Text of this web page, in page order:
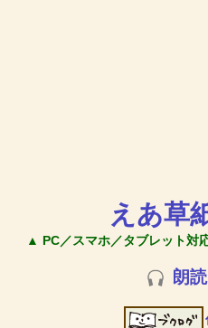
えあ草
▲ PC／スマホ／タブレット対
朗